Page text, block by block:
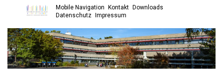
Open main menu
Mobile Navigation Kontakt Downloads
Datenschutz Impressum